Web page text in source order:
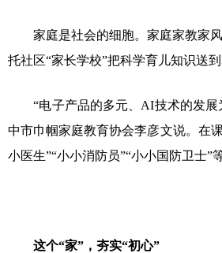
家庭是社会的细胞。家庭家教家风
托社区“家长学校”把科学育儿知识送
“电子产品的多元、AI技术的发展
中市巾帼家庭教育协会李彦文说。在
小医生”“小小消防员”“小小国防卫士
这个“家”，夯实“初心”